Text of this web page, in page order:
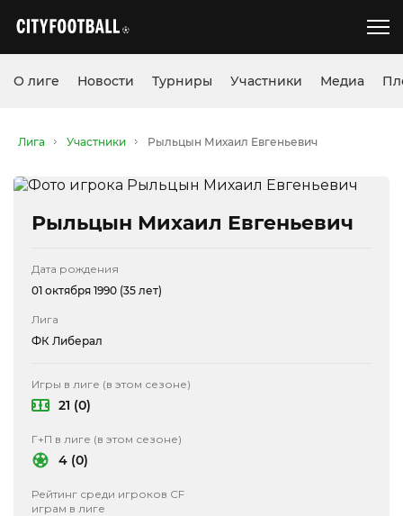
О лиге Новости Турниры Участники Медиа
Лига Участники Рыльцын Михаил Евгеньевич
Рыльцын Михаил Евгеньевич
Дата рождения
01 октября 1990 (35 лет)
Лига
ФК Либерал
Игры в лиге (в этом сезоне)
21 (0)
Г+П в лиге (в этом сезоне)
4 (0)
Рейтинг среди игроков CF
играм в лиге